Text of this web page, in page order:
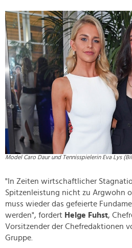
Model Caro Daur und Tennisspielerin Eva Lys
"In Zeiten wirtschaftlicher
Spitzenleistung nicht zu Argwohn
muss wieder das gefeierte
werden", fordert Helge Fuhst,
Vorsitzender der Chefredaktionen
Gruppe.